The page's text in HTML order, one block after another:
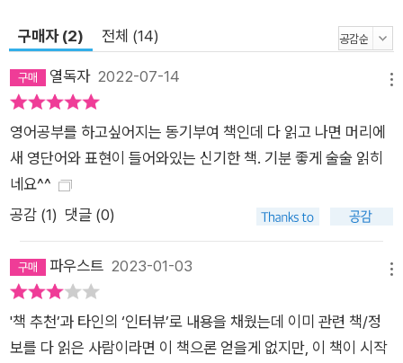
구매자 (2) 전체 (14)
열독자2022-07-14
영어공부를 하고싶어지는 동기부여 책인데 다 읽고 나면 머리에
새 영단어와 표현이 들어와있는 신기한 책. 기분 좋게 술술 읽히
네요^^
공감 (1) 댓글 (0)
파우스트 2023-01-03
'책 추천’과 타인의 ‘인터뷰’로 내용을 채웠는데 이미 관련 책/정
보를 다 읽은 사람이라면 이 책으론 얻을게 없지만, 이 책이 시작